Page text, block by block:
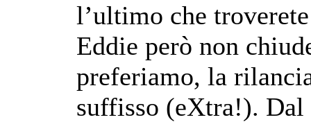
l’ultimo che
Eddie però non
preferiamo, la
suffisso (eXtra!).